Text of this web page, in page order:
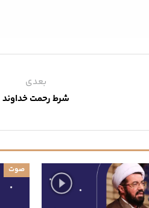
بعدی
شرط رحمت خداوند
صوت